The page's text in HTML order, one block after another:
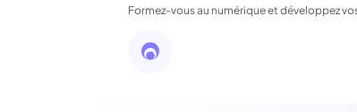
Formez-vous au numérique et développez